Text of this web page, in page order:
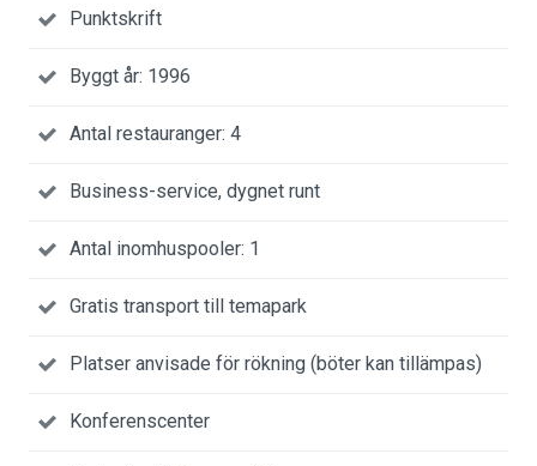
Punktskrift
Byggt år: 1996
Antal restauranger: 4
Business-service, dygnet runt
Antal inomhuspooler: 1
Gratis transport till temapark
Platser anvisade för rökning (böter kan tillämpas)
Konferenscenter